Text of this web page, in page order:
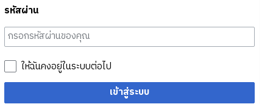
รหัสผ่าน
ให้ฉันคงอยู่ในระบบต่อไป
เข้าสู่ระบบ